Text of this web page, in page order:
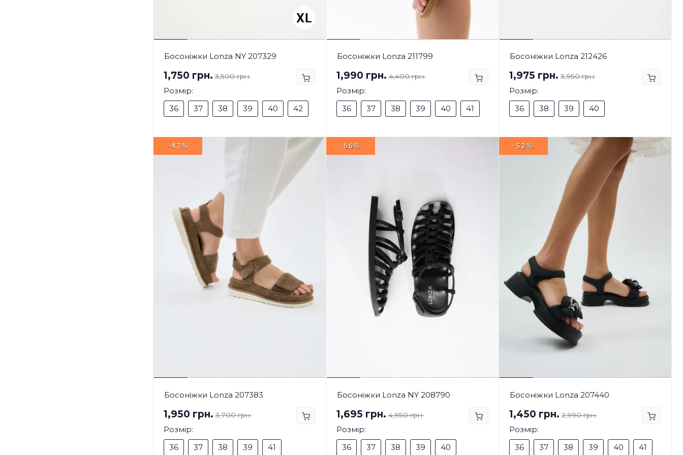
Босоніжки Lonza NY 207329
1,750 грн. 3,500 грн.
Розмір:
36
37 38 39 40 42
Босоніжки Lonza 211799
1,990 грн. 4,400 грн.
Розмір:
36
37 38 39 40 41
Босоніжки Lonza 212426
1,975 грн. 3,950 грн.
Розмір:
36
38 39 40
-47%
Босоніжки Lonza 207383
1,950 грн. 3,700 грн.
Розмір:
36
37 38 39 41
-66%
Босоніжки Lonza NY 208790
1,695 грн. 4,950 грн.
Розмір:
36
37 38 39 40
-52%
Босоніжки Lonza 207440
1,450 грн. 2,990 грн.
Розмір:
36
37 38 39 40 41